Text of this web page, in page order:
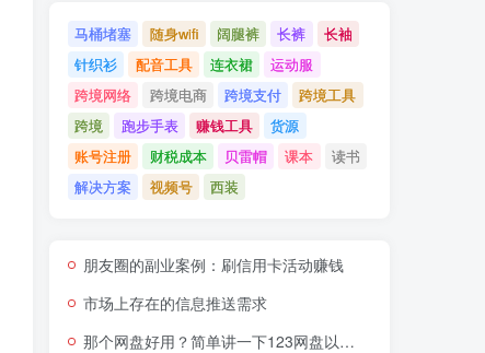
马桶堵塞 随身wifi 阔腿裤 长裤
长袖
针织衫
配音工具 连衣裙
运动服
跨境网络
跨境电商 跨境支付
跨境工具
跨境
跑步手表 赚钱工具
货源
账号注册
财税成本 贝雷帽 课本
读书
解决方案
视频号 西装
朋友圈的副业案例：刷信用卡活动赚钱
市场上存在的信息推送需求
那个网盘好用？简单讲一下123网盘以及123网盘会员促销套餐